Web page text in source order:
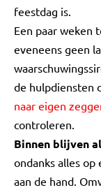
feestdag is.
Een paar weken
eveneens geen
de hulpdiensten
naar eigen
controleren.
Binnen blijven
ondanks alles
aan de hand.